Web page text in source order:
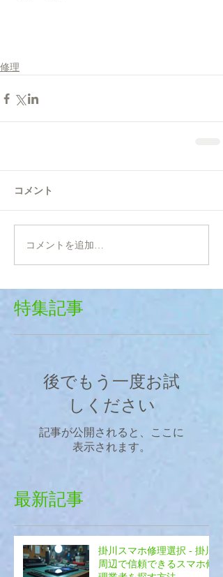
修理
コメント
コメントを追加…
特集記事
後でもう一度お試
しください
記事が公開されると、ここに
表示されます。
最新記事
掛川スマホ修理選択 - 掛川
周辺で信頼できるスマホ修